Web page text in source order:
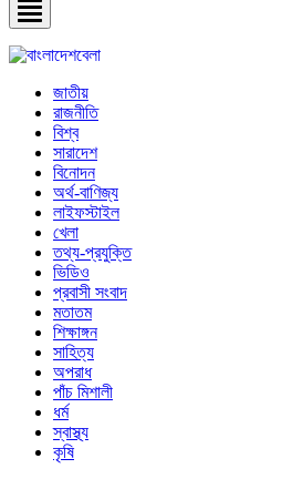
জাতীয়
রাজনীতি
বিশ্ব
সারাদেশ
বিনোদন
অর্থ-বাণিজ্য
লাইফস্টাইল
খেলা
তথ্য-প্রযুক্তি
ভিডিও
প্রবাসী সংবাদ
মতাতম
শিক্ষাঙ্গন
সাহিত্য
অপরাধ
পাঁচ মিশালী
ধর্ম
স্বাস্থ্য
কৃষি